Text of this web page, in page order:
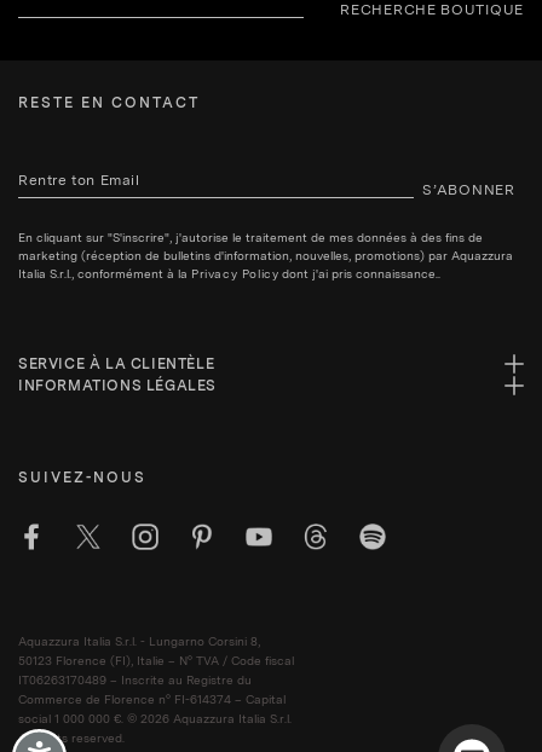
RECHERCHE BOUTIQUE
RESTE EN CONTACT
S’ABONNER
En cliquant sur "S'inscrire", j'autorise le traitement de mes données à des fins de
marketing (réception de bulletins d'information, nouvelles, promotions) par Aquazzura
Italia S.r.l., conformément à la Privacy Policy dont j'ai pris connaissance..
SERVICE À LA CLIENTÈLE
INFORMATIONS LÉGALES
SUIVEZ-NOUS
Aquazzura Italia S.r.l. - Lungarno Corsini 8,
50123 Florence (FI), Italie – N° TVA / Code fiscal
IT06263170489 – Inscrite au Registre du
Commerce de Florence n° FI-614374 – Capital
social 1 000 000 €. © 2026 Aquazzura Italia S.r.l.
All rights reserved.